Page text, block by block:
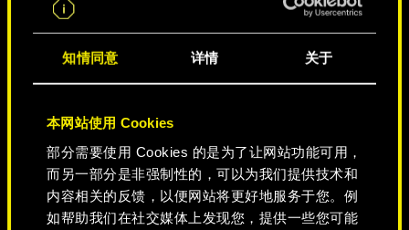
知情同意 详情 关于
本网站使用 Cookies
部分需要使用 Cookies 的是为了让网站功能可用，
而另一部分是非强制性的，可以为我们提供技术和
内容相关的反馈，以便网站将更好地服务于您。例
如帮助我们在社交媒体上发现您，提供一些您可能
传奇之城